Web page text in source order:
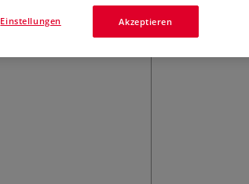
Akzeptieren
Einstellungen